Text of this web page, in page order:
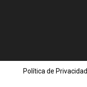
Política de Privacidad